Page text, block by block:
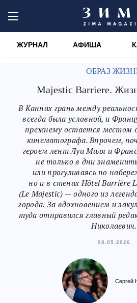
ЖУРНАЛ АФИША
ОБРАЗ
Majestic Barriere.
В Каннах грань между
всегда была условной, и
прежнему остается местом
кинематографа. Впрочем,
героем лент Луи Маля и
не только в дни
или прогуливаясь по
но и в стенах Hôtel Barrière
(Le Majestic) — одного из
города. За вдохновением и
туда отправился главный
Николаевич.
08.05.2026
Сергей